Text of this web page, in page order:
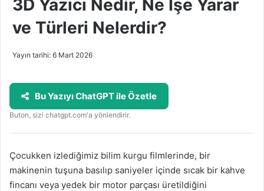
3D Yazıcı Nedir, Ne İşe Yarar
ve Türleri Nelerdir?
Yayın tarihi: 6 Mart 2026
Bu Yazıyı ChatGPT ile Özetle
Buton, sizi chatgpt.com'a yönlendirir.
Çocukken izlediğimiz bilim kurgu filmlerinde, bir
makinenin tuşuna basılıp saniyeler içinde sıcak bir kahve
fincanı veya yedek bir motor parçası üretildiğini